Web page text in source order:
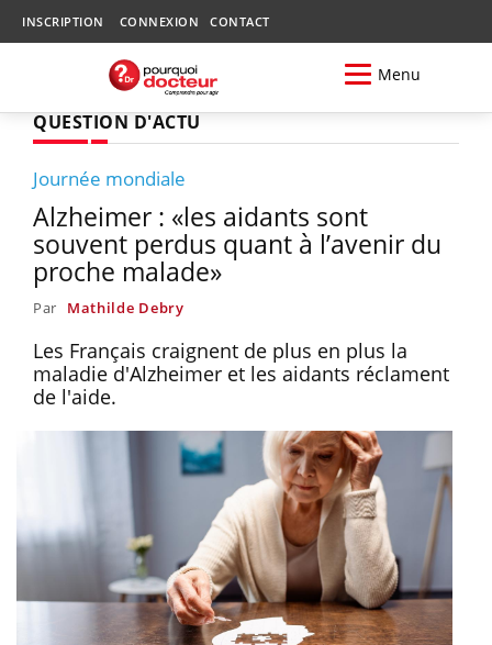
INSCRIPTION CONNEXION CONTACT
Menu
QUESTION D'ACTU
Journée mondiale
Alzheimer : «les aidants sont
souvent perdus quant à l’avenir du
proche malade»
Par Mathilde Debry
Les Français craignent de plus en plus la
maladie d'Alzheimer et les aidants réclament
de l'aide.